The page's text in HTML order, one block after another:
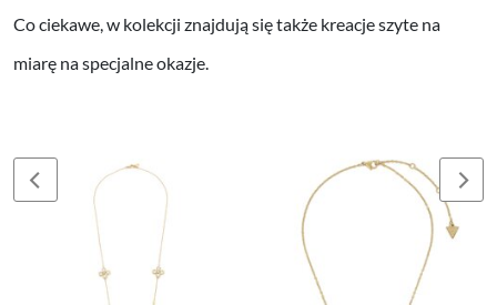
Co ciekawe, w kolekcji znajdują się także kreacje szyte na
miarę na specjalne okazje.